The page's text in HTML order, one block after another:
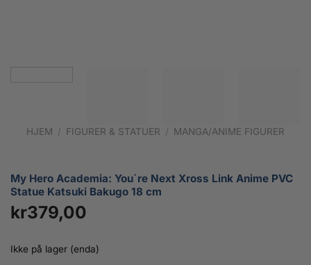
HJEM / FIGURER & STATUER / MANGA/ANIME FIGURER
My Hero Academia: You´re Next Xross Link Anime PVC
Statue Katsuki Bakugo 18 cm
kr379,00
Ikke på lager (enda)